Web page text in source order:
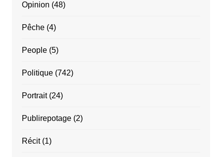
Opinion (48)
Pêche(4)
People(5)
Politique(742)
Portrait(24)
Publirepotage(2)
Récit(1)